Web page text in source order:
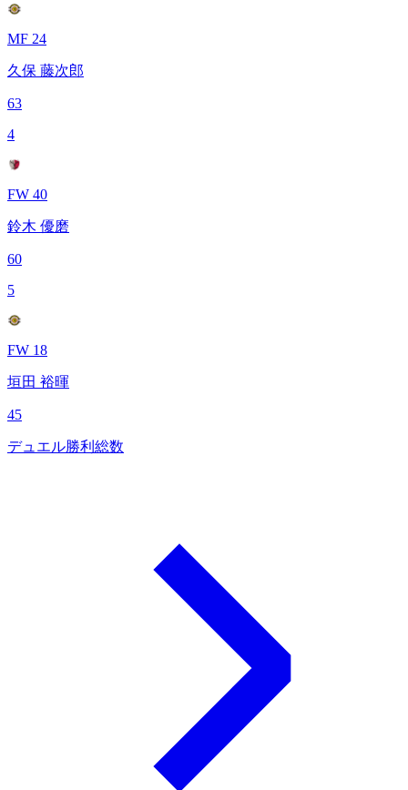
MF 24
久保 藤次郎
63
4
FW 40
鈴木 優磨
60
5
FW 18
垣田 裕暉
45
デュエル勝利総数